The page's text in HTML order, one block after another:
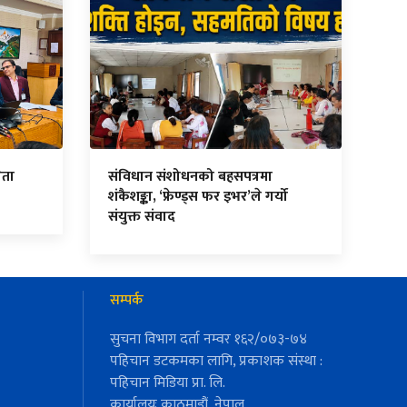
संविधान संशोधनको बहसपत्रमा
शंकैशङ्का, ‘फ्रेण्ड्स फर इभर’ले गर्यो
संयुक्त संवाद
सम्पर्क
सुचना विभाग दर्ता नम्वर १६२/०७३-७४
पहिचान डटकमका लागि, प्रकाशक संस्था :
पहिचान मिडिया प्रा. लि.